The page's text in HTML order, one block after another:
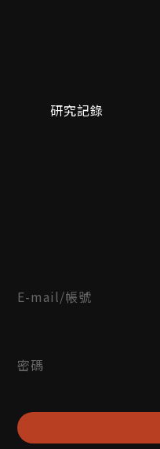
研究記錄
E-mail/帳號
密碼